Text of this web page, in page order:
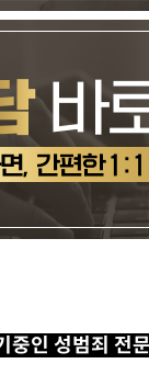
인 성범죄 전